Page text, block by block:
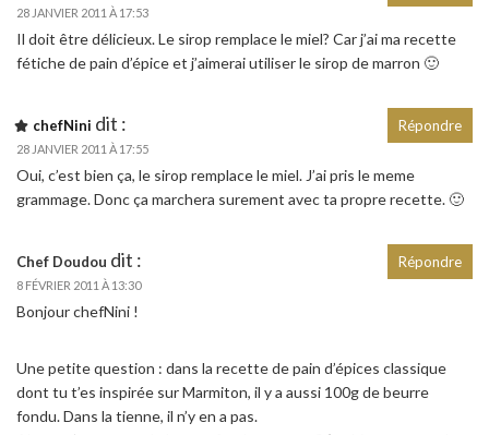
28 JANVIER 2011 À 17:53
Il doit être délicieux. Le sirop remplace le miel? Car j’ai ma recette
fétiche de pain d’épice et j’aimerai utiliser le sirop de marron 🙂
chefNini dit :
28 JANVIER 2011 À 17:55
Oui, c’est bien ça, le sirop remplace le miel. J’ai pris le meme
grammage. Donc ça marchera surement avec ta propre recette. 🙂
Répondre
Chef Doudou dit :
8 FÉVRIER 2011 À 13:30
Bonjour chefNini !
Une petite question : dans la recette de pain d’épices classique
dont tu t’es inspirée sur Marmiton, il y a aussi 100g de beurre
fondu. Dans la tienne, il n’y en a pas.
Répondre